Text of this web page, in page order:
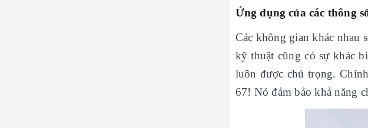
Ứng dụng của các thông
Các không gian khác nhau
kỹ thuật cũng có sự khác
luôn được chú trọng.
67! Nó đảm bảo khả năng